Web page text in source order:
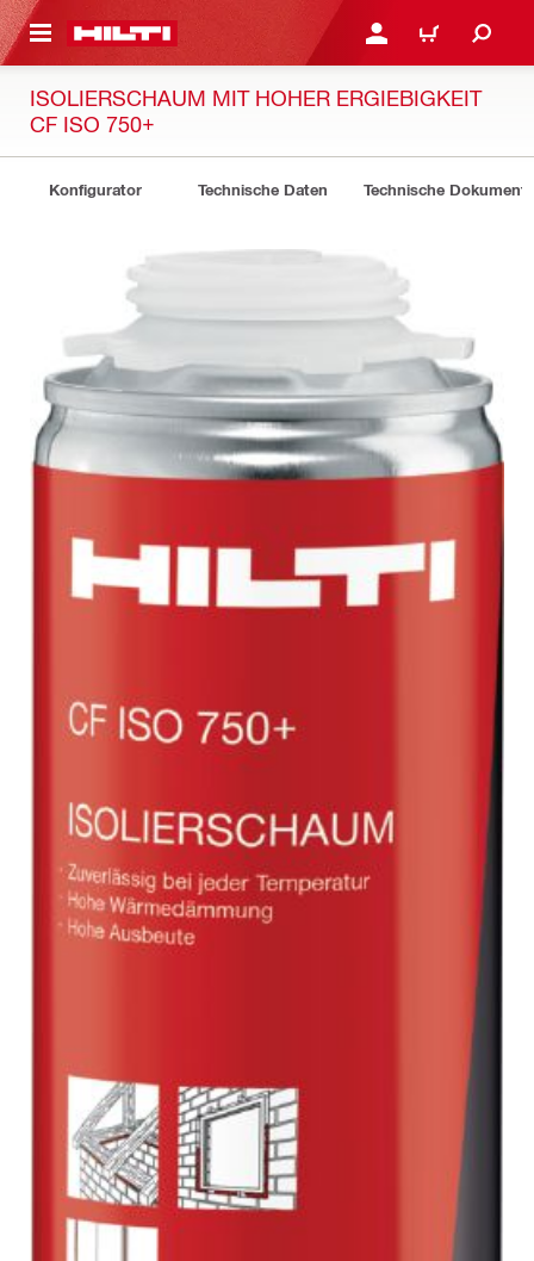
ANMELDEN ODER
WARENKORB
ISOLIERSCHAUM MIT HOHER ERGIEBIGKEIT
CF ISO 750+
Konfigurator Technische Daten Technische Dokumente